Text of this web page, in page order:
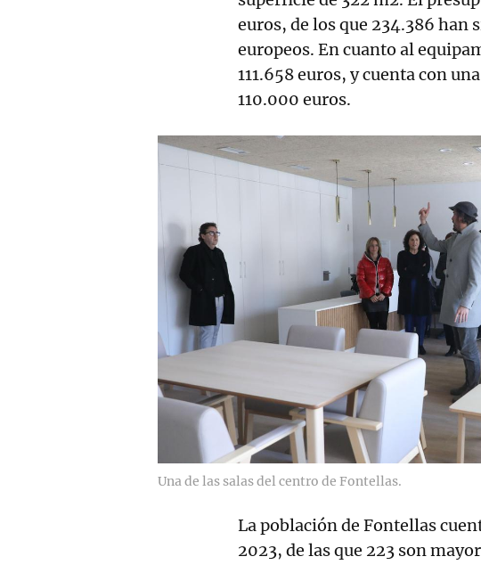
euros, de los que 234.386 han
europeos. En cuanto al
111.658 euros, y cuenta con
110.000 euros.
Una de las salas del centro de Fontellas.
La población de Fontellas
2023, de las que 223 son